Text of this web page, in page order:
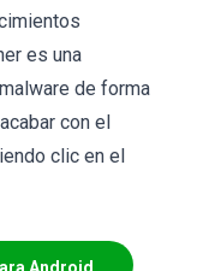
es una
de forma
con el
clic en el
Android